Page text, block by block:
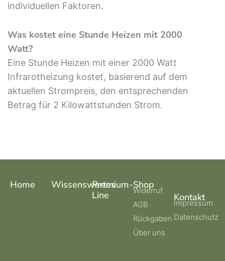
individuellen Faktoren.
Was kostet eine Stunde Heizen mit 2000
Watt?
Eine Stunde Heizen mit einer 2000 Watt
Infrarotheizung kostet, basierend auf dem
aktuellen Strompreis, den entsprechenden
Betrag für 2 Kilowattstunden Strom.
Home Wissenswertes
Premium-
Line
Shop
Widerruf
AGB
Rückgaben
Über uns
Kontakt
Impressum
Datenschutz